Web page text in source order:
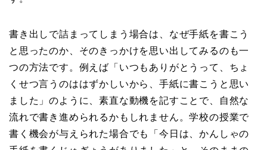
書き出しで詰まってしまう場合は、なぜ手紙を書こう
と思ったのか、そのきっかけを思い出してみるのも一
つの方法です。例えば「いつもありがとうって、ちょ
くせつ言うのははずかしいから、手紙に書こうと思い
ました」のように、素直な動機を記すことで、自然な
流れで書き進められるかもしれません。学校の授業で
書く機会が与えられた場合でも「今日は、かんしゃの